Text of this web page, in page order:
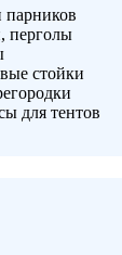
парников
перголы
стойки
для тентов